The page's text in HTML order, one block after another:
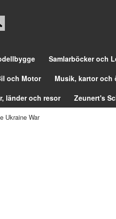
Samlarböcker och
och Motor Musik, kartor och
länder och resor Zeunert's
Ukraine War